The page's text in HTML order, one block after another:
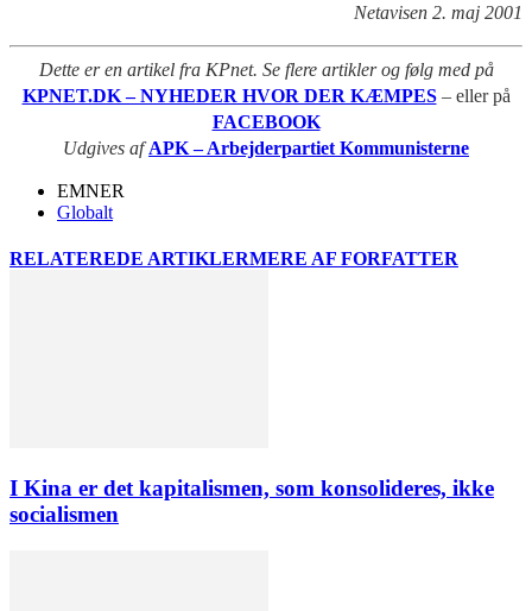
Netavisen 2. maj 2001
Dette er en artikel fra KPnet. Se flere artikler og følg med på
KPNET.DK – NYHEDER HVOR DER KÆMPES – eller på
FACEBOOK
Udgives afAPK – Arbejderpartiet Kommunisterne
EMNER
Globalt
RELATEREDE ARTIKLERMERE AF FORFATTER
I Kina er det kapitalismen, som konsolideres, ikke
socialismen